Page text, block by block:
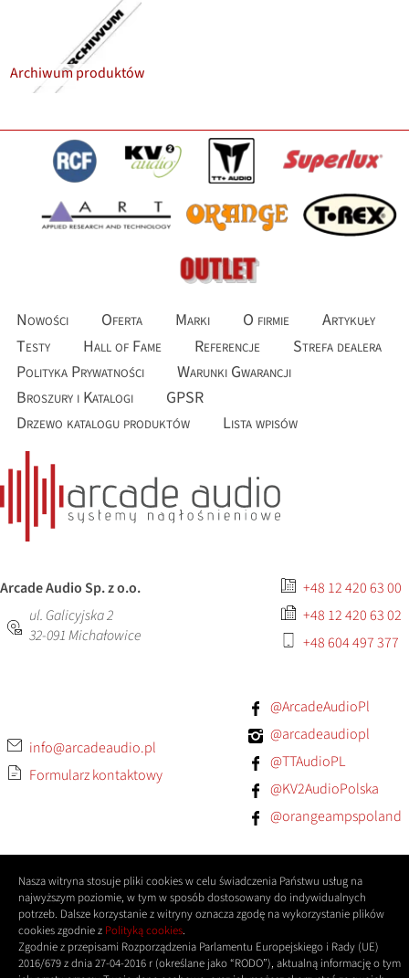
Archiwum produktów
Nowości Oferta Marki O firmie
Artykuły
Testy
Hall of Fame Referencje
Strefa dealera
Polityka Prywatności
Warunki Gwarancji
Broszury i Katalogi
GPSR
Drzewo katalogu produktów
Lista wpisów
Arcade Audio Sp. z o.o.
ul. Galicyjska 2
32-091Michałowice
+48 12 420 63 00
+48 12 420 63 02
+48 604 497 377
info@arcadeaudio.pl
Formularz kontaktowy
@ArcadeAudioPl
@arcadeaudiopl
@TTAudioPL
@KV2AudioPolska
@orangeampspoland
Nasza witryna stosuje pliki cookies w celu świadczenia Państwu usług na
najwyższym poziomie, w tym w sposób dostosowany do indywidualnych
potrzeb. Dalsze korzystanie z witryny oznacza zgodę na wykorzystanie plików
cookies zgodnie z Polityką cookies.
Zgodnie z przepisami Rozporządzenia Parlamentu Europejskiego i Rady (UE)
2016/679 z dnia 27-04-2016 r (określane jako “RODO”), aktualną informację o tym